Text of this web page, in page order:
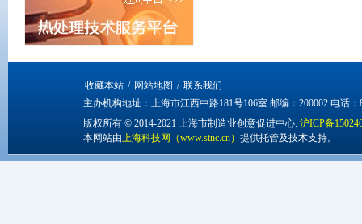
收藏本站 / 网站地图 / 联系我们
主办机构地址：上海市江西中路181号106室 邮编：200002 电话：
版权所有 © 2014-2021 上海市制造业创意促进中心. 沪ICP备
本网站由上海科技网（www.stnc.cn） 提供托管及技术支持。